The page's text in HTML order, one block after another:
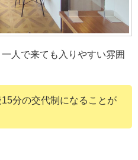
人で来ても入りやすい雰囲
分の交代制になることが